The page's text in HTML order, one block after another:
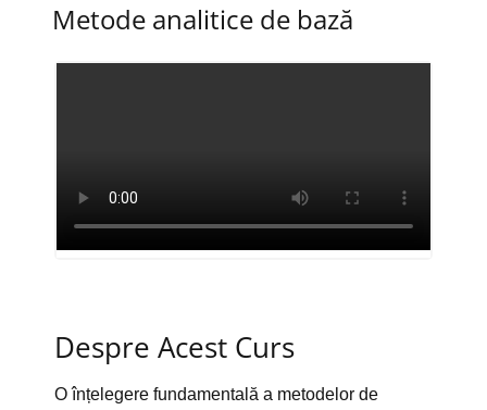
Metode analitice de bază
Despre Acest Curs
O înțelegere fundamentală a metodelor de